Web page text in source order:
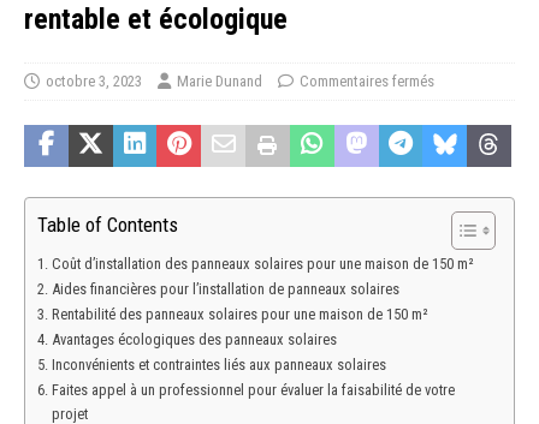
rentable et écologique
octobre 3, 2023 Marie Dunand Commentaires fermés
Table of Contents
Coût d’installation des panneaux solaires pour une maison de 150 m²
Aides financières pour l’installation de panneaux solaires
Rentabilité des panneaux solaires pour une maison de 150 m²
Avantages écologiques des panneaux solaires
Inconvénients et contraintes liés aux panneaux solaires
Faites appel à un professionnel pour évaluer la faisabilité de votre
projet